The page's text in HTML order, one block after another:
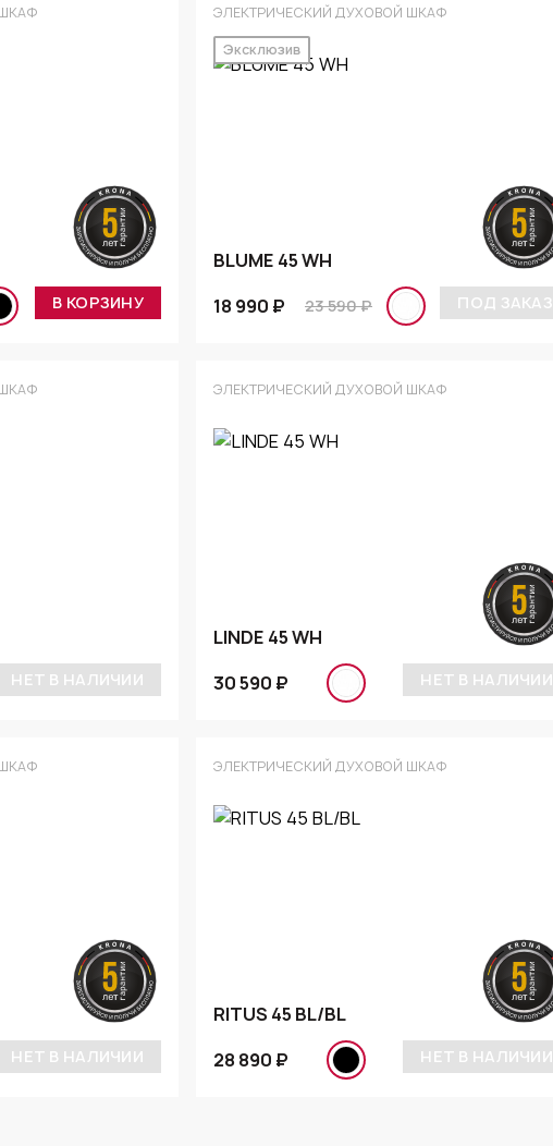
В КОРЗИНУ
ЭЛЕКТРИЧЕСКИЙ ДУХОВОЙ ШКАФ
Эксклюзив
BLUME 45 WH
18 990 ₽
23 590 ₽ ПОД ЗАКАЗ
НЕТ В НАЛИЧИИ
ЭЛЕКТРИЧЕСКИЙ ДУХОВОЙ ШКАФ
LINDE 45 WH
30 590 ₽
НЕТ В НАЛИЧИИ
НЕТ В НАЛИЧИИ
ЭЛЕКТРИЧЕСКИЙ ДУХОВОЙ ШКАФ
RITUS 45 BL/BL
28 890 ₽
НЕТ В НАЛИЧИИ